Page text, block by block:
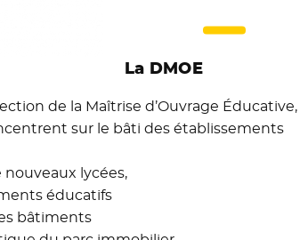
La DMOE
de la Maîtrise d’Ouvrage Éducative,
sur le bâti des établissements
lycées,
éducatifs
bâtiments